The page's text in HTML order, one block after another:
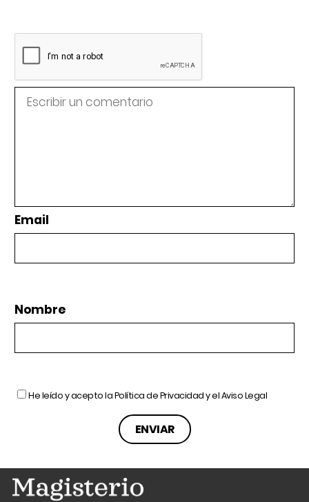
Email
Nombre
He leído y acepto laPolítica de Privacidady elAviso Legal